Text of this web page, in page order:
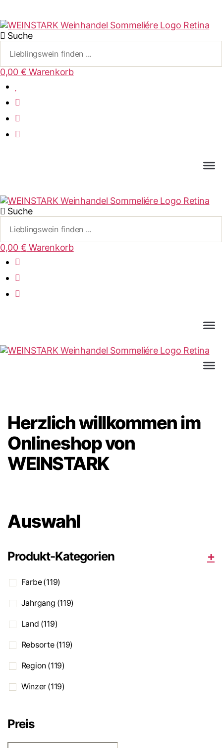
Suche
0,00 € Warenkorb
Suche
0,00 € Warenkorb
Herzlich willkommen im
Onlineshop von
WEINSTARK
Auswahl
Produkt-Kategorien +
Farbe(119)
Jahrgang (119)
Land (119)
Rebsorte (119)
Region (119)
Winzer (119)
Preis